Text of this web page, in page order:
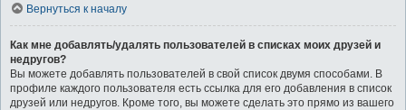
Вернуться к началу
Как мне добавлять/удалять пользователей в списках моих друзей и
недругов?
Вы можете добавлять пользователей в свой список двумя способами. В
профиле каждого пользователя есть ссылка для его добавления в список
друзей или недругов. Кроме того, вы можете сделать это прямо из вашего